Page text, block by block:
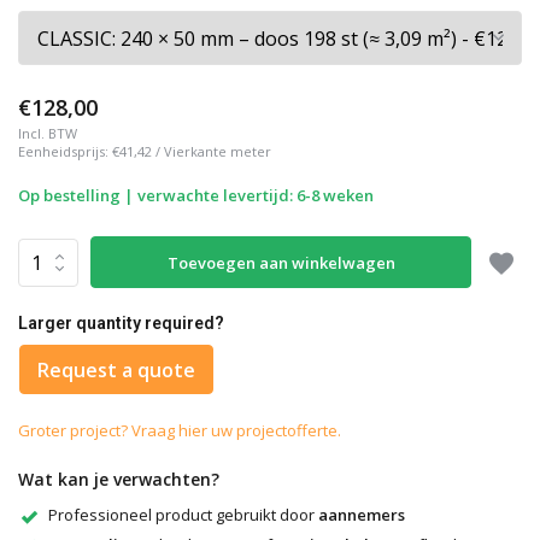
€128,00
Incl. BTW
Eenheidsprijs: €41,42 / Vierkante meter
Op bestelling | verwachte levertijd: 6-8 weken
Toevoegen aan winkelwagen
Larger quantity required?
Request a quote
Groter project? Vraag hier uw projectofferte.
Wat kan je verwachten?
Professioneel product gebruikt door aannemers